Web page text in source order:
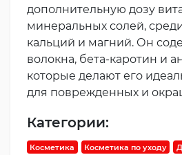
дополнительную дозу
минеральных солей,
кальций и магний. Он
волокна, бета-каротин и
которые делают его
для поврежденных и
Категории:
Косметика Косметика по уходу